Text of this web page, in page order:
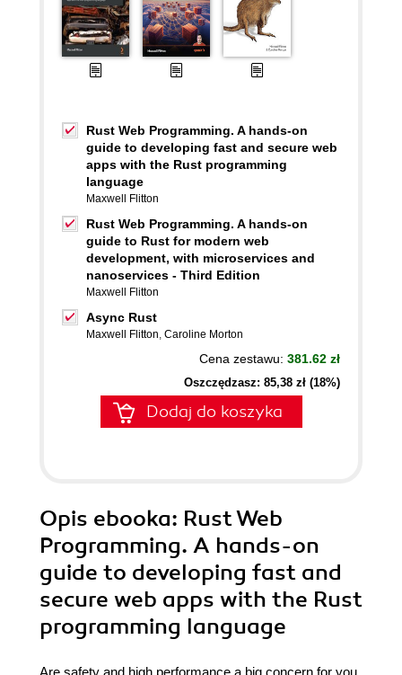
Rust Web Programming. A hands-on
guide to developing fast and secure web
apps with the Rust programming
language
Maxwell Flitton
Rust Web Programming. A hands-on
guide to Rust for modern web
development, with microservices and
nanoservices - Third Edition
Maxwell Flitton
Async Rust
Maxwell Flitton, Caroline Morton
Cena zestawu: 381.62 zł
Oszczędzasz: 85,38 zł (18%)
Dodaj do koszyka
Opis ebooka: Rust Web
Programming. A hands-on
guide to developing fast and
secure web apps with the Rust
programming language
Are safety and high performance a big concern for you